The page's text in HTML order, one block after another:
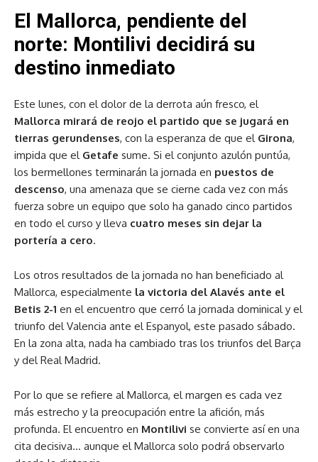
El Mallorca, pendiente del
norte: Montilivi decidirá su
destino inmediato
Este lunes, con el dolor de la derrota aún fresco, el
Mallorca mirará de reojo el partido que se jugará en
tierras gerundenses, con la esperanza de que el Girona,
impida que el Getafe sume. Si el conjunto azulón puntúa,
los bermellones terminarán la jornada en puestos de
descenso, una amenaza que se cierne cada vez con más
fuerza sobre un equipo que solo ha ganado cinco partidos
en todo el curso y lleva cuatro meses sin dejar la
portería a cero.
Los otros resultados de la jornada no han beneficiado al
Mallorca, especialmente la victoria del Alavés ante el
Betis 2-1 en el encuentro que cerró la jornada dominical y el
triunfo del Valencia ante el Espanyol, este pasado sábado.
En la zona alta, nada ha cambiado tras los triunfos del Barça
y del Real Madrid.
Por lo que se refiere al Mallorca, el margen es cada vez
más estrecho y la preocupación entre la afición, más
profunda. El encuentro en Montilivi se convierte así en una
cita decisiva… aunque el Mallorca solo podrá observarlo